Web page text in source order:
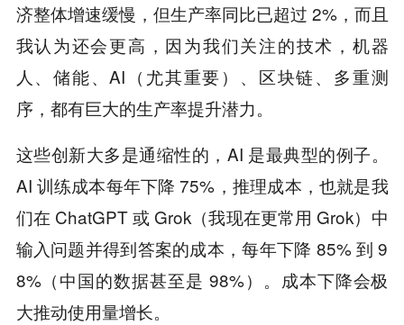
济整体增速缓慢，但生产率同比已超过 2%，而且
我认为还会更高，因为我们关注的技术，机器
人、储能、AI（尤其重要）、区块链、多重测
序，都有巨大的生产率提升潜力。
这些创新大多是通缩性的，AI 是最典型的例子。
AI 训练成本每年下降 75%，推理成本，也就是我
们在 ChatGPT 或 Grok（我现在更常用 Grok）中
输入问题并得到答案的成本，每年下降 85% 到 9
8%（中国的数据甚至是 98%）。成本下降会极
大推动使用量增长。